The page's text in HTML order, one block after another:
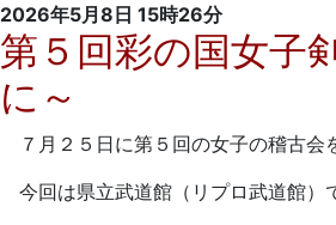
2026年5月8日 15時26分
第５回彩の国女子
に～
７月２５日に第５回の女子の稽古会
今回は県立武道館（リプロ武道館）